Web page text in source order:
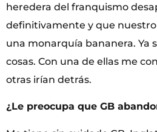
heredera del franquismo
definitivamente y que nuestro
una monarquía bananera. Ya
cosas. Con una de ellas me
otras irían detrás.
¿Le preocupa que GB